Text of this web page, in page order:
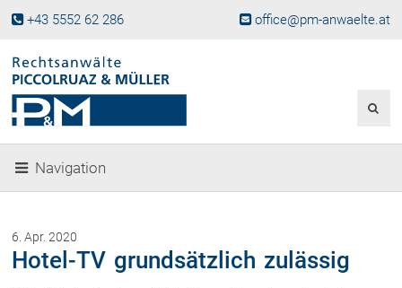
+43 5552 62 286 office@pm-anwaelte.at
Fachgebiete
Gesellschaftsgründung &
Beteiligungen
Immobilienrecht, Bauträgerrecht
Ferienimmobilien in Vorarlberg
Navigation
6. Apr. 2020
Hotel-TV grundsätzlich zulässig